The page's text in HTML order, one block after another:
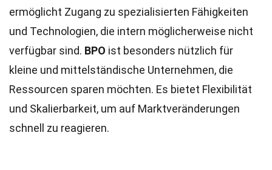
ermöglicht Zugang zu spezialisierten Fähigkeiten
und Technologien, die intern möglicherweise nicht
verfügbar sind. BPO ist besonders nützlich für
kleine und mittelständische Unternehmen, die
Ressourcen sparen möchten. Es bietet Flexibilität
und Skalierbarkeit, um auf Marktveränderungen
schnell zu reagieren.